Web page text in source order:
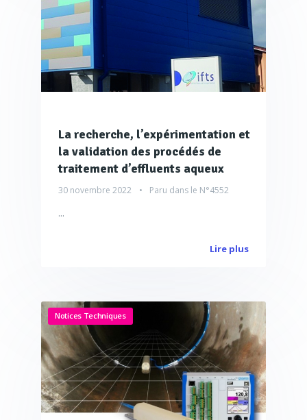
La recherche, l’expérimentation et
la validation des procédés de
traitement d’effluents aqueux
30 novembre 2022 Paru dans le N°4552
...
Lire plus
Notices Techniques